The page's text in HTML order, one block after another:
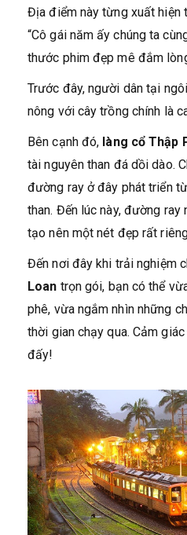
Địa điểm này từng xuất hiện
“Cô gái năm ấy chúng ta
thước phim đẹp mê đắm
Trước đây, người dân tại
nông với cây trồng chính là
Bên cạnh đó, làng cổ Thập
tài nguyên than đá dồi dào.
đường ray ở đây phát triển
than. Đến lúc này, đường ray
tạo nên một nét đẹp rất
Đến nơi đây khi trải nghiệm
Loan trọn gói, bạn có thể
phê, vừa ngắm nhìn những
thời gian chạy qua. Cảm
đấy!